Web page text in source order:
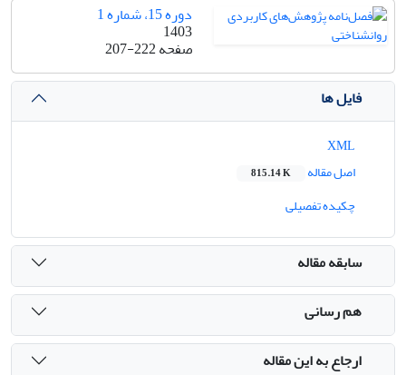
دوره 15، شماره 1
1403
صفحه207-222
فایل ها
اصل مقاله
815.14 K
چکیده تفصیلی
سابقه مقاله
هم رسانی
ارجاع به این مقاله